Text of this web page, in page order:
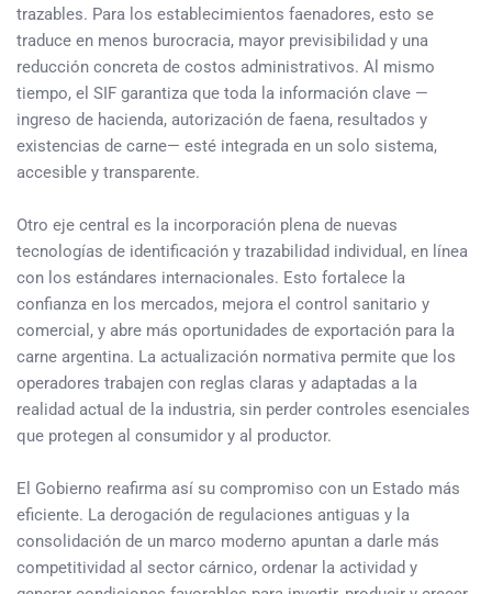
trazables. Para los establecimientos faenadores, esto se
traduce en menos burocracia, mayor previsibilidad y una
reducción concreta de costos administrativos. Al mismo
tiempo, el SIF garantiza que toda la información clave —
ingreso de hacienda, autorización de faena, resultados y
existencias de carne— esté integrada en un solo sistema,
accesible y transparente.
Otro eje central es la incorporación plena de nuevas
tecnologías de identificación y trazabilidad individual, en línea
con los estándares internacionales. Esto fortalece la
confianza en los mercados, mejora el control sanitario y
comercial, y abre más oportunidades de exportación para la
carne argentina. La actualización normativa permite que los
operadores trabajen con reglas claras y adaptadas a la
realidad actual de la industria, sin perder controles esenciales
que protegen al consumidor y al productor.
El Gobierno reafirma así su compromiso con un Estado más
eficiente. La derogación de regulaciones antiguas y la
consolidación de un marco moderno apuntan a darle más
competitividad al sector cárnico, ordenar la actividad y